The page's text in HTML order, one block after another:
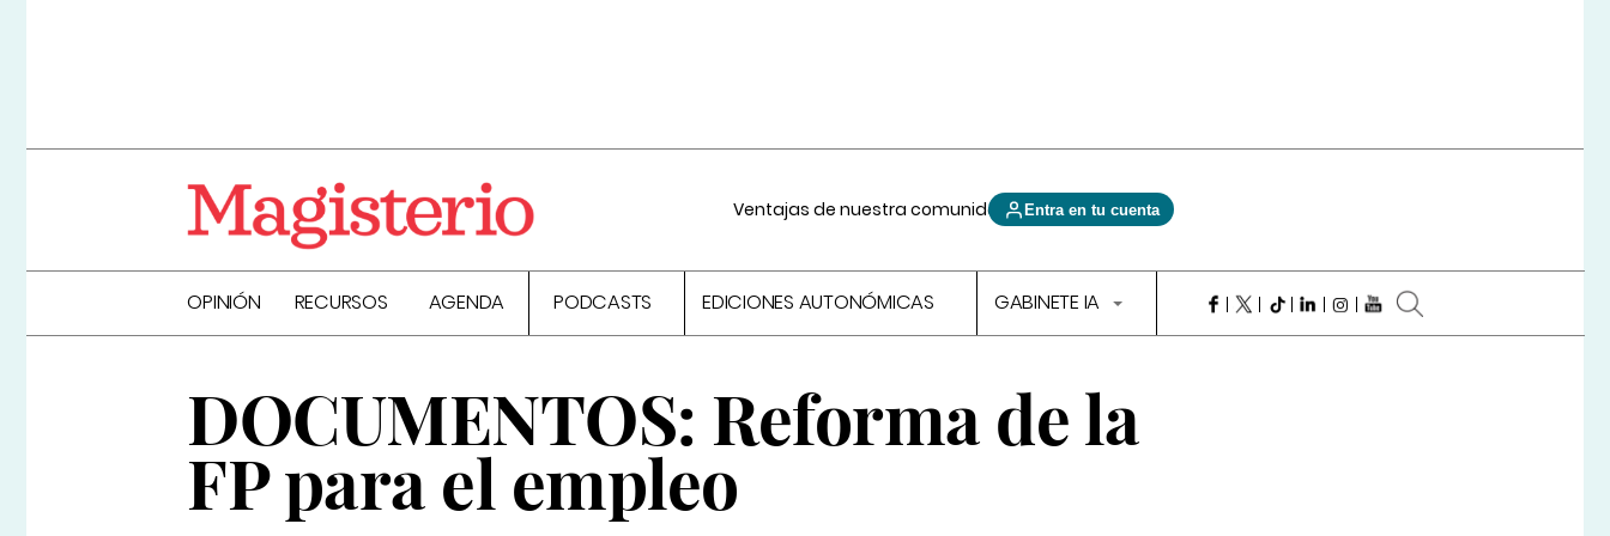
Ventajas de nuestra comunidad Entra en tu cuenta
OPINIÓN RECURSOS AGENDA PODCASTS EDICIONES AUTONÓMICAS GABINETE IA
DOCUMENTOS: Reforma de la
FP para el empleo